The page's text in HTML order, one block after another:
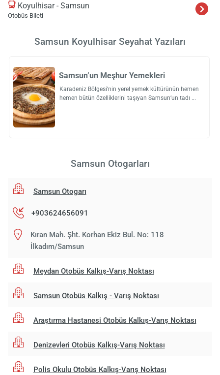
Koyulhisar - Samsun
Otobüs Bileti
Samsun Koyulhisar Seyahat Yazıları
Samsun’un Meşhur Yemekleri
Karadeniz Bölgesi’nin yerel yemek kültürünün hemen
hemen bütün özelliklerini taşıyan Samsun’un tadı
Samsun Otogarları
Samsun Otogarı
+903624656091
Kıran Mah. Şht. Korhan Ekiz Bul. No: 118
İlkadım/Samsun
Meydan Otobüs Kalkış-Varış Noktası
Samsun Otobüs Kalkış - Varış Noktası
Araştırma Hastanesi Otobüs Kalkış-Varış Noktası
Denizevleri Otobüs Kalkış-Varış Noktası
Polis Okulu Otobüs Kalkış-Varış Noktası